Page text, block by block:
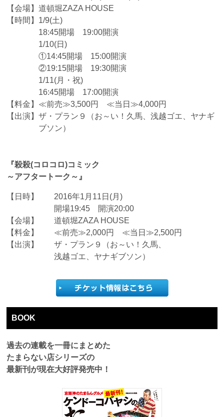
【会場】道頓堀ZAZA HOUSE
【時間】 1/9(土)
18:45開場 19:00開演
1/10(日)
①14:45開場 15:00開演
②19:15開場 19:30開演
1/11(月・祝)
16:45開場 17:00開演
【料金】 ≪前売≫3,500円 ≪当日≫4,000円
【出演】ザ・プラン９（お～い！久馬、浅越ゴエ、ヤナギ
ブソン）
『殺殺(コロコロ)コミック
～アフタートーク～』
【日時】
2016年1月11日(月)
開場19:45 開演20:00
【会場】
道頓堀ZAZA HOUSE
【料金】
≪前売≫2,000円 ≪当日≫2,500円
【出演】
ザ・プラン９（お～い！久馬、
浅越ゴエ、ヤナギブソン）
BOOK
過去の連載を一冊にまとめた
たまらない店シリーズの
最新刊が現在大好評発売中！